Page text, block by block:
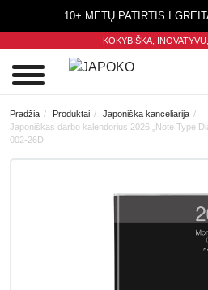
10+ METŲ PATIRTIS I
KOKYBIŠKA, INOVATYVU,
Pradžia Produktai
Japoniška kanceliarija
Japoniškas darbo kalendorius 2026 „Note Type
002-26D